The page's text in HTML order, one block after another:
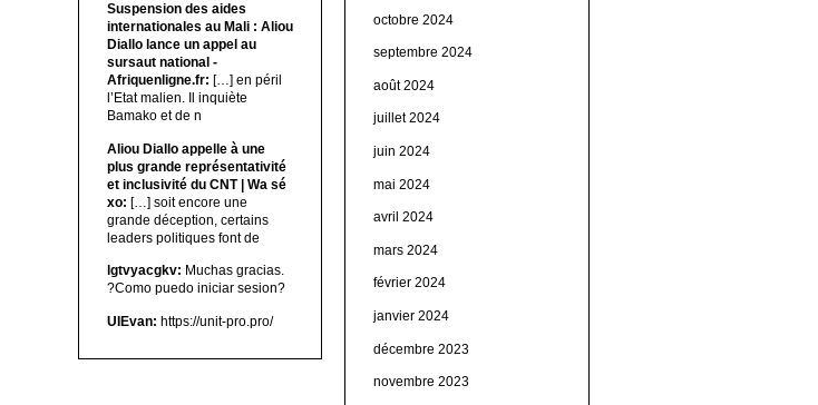
Suspension des aides
internationales au Mali : Aliou
Diallo lance un appel au
sursaut national -
Afriquenligne.fr: […] en péril
l’Etat malien. Il inquiète
Bamako et de n
Aliou Diallo appelle à une
plus grande représentativité
et inclusivité du CNT | Wa sé
xo: […] soit encore une
grande déception, certains
leaders politiques font de
lgtvyacgkv: Muchas gracias.
?Como puedo iniciar sesion?
UIEvan: https://unit-pro.pro/
octobre 2024
septembre 2024
août 2024
juillet 2024
juin 2024
mai 2024
avril 2024
mars 2024
février 2024
janvier 2024
décembre 2023
novembre 2023